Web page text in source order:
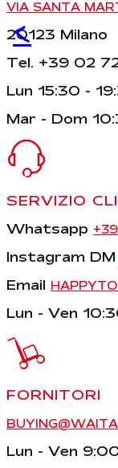
<
VIA SANTA
20123 Milano
Tel. +39 02
Lun 15:30 -
Mar - Dom
SERVIZIO
Whatsapp
Instagram DM
Email
Lun - Ven
FORNITORI
Lun - Ven